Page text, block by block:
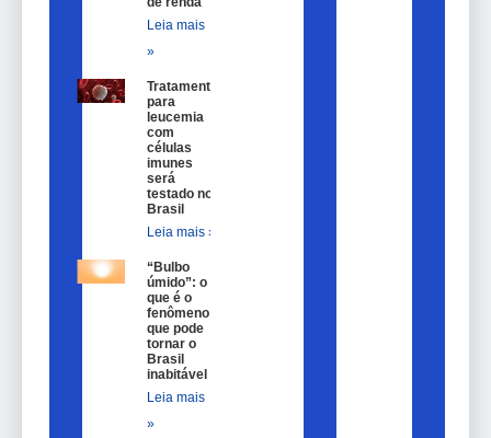
Leia mais
»
Tratamento
para
leucemia
com
células
imunes
será
testado no
Brasil
Leia mais »
“Bulbo
úmido”: o
que é o
fenômeno
que pode
tornar o
Brasil
inabitável
Leia mais
»